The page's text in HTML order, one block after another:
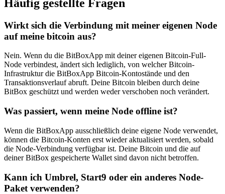
Häufig gestellte Fragen
Wirkt sich die Verbindung mit meiner eigenen Node
auf meine bitcoin aus?
Nein. Wenn du die BitBoxApp mit deiner eigenen Bitcoin-Full-
Node verbindest, ändert sich lediglich, von welcher Bitcoin-
Infrastruktur die BitBoxApp Bitcoin-Kontostände und den
Transaktionsverlauf abruft. Deine Bitcoin bleiben durch deine
BitBox geschützt und werden weder verschoben noch verändert.
Was passiert, wenn meine Node offline ist?
Wenn die BitBoxApp ausschließlich deine eigene Node verwendet,
können die Bitcoin-Konten erst wieder aktualisiert werden, sobald
die Node-Verbindung verfügbar ist. Deine Bitcoin und die auf
deiner BitBox gespeicherte Wallet sind davon nicht betroffen.
Kann ich Umbrel, Start9 oder ein anderes Node-
Paket verwenden?